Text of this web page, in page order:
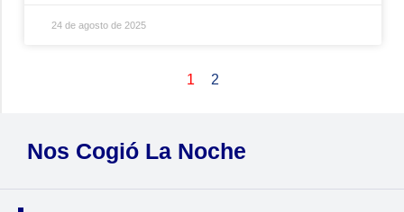
24 de agosto de 2025
1 2
Nos Cogió La Noche